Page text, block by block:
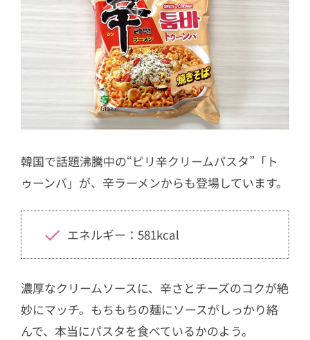
韓国で話題沸騰中の“ピリ辛クリームパスタ”「ト
ゥーンバ」が、辛ラーメンからも登場しています。
エネルギー：581kcal
濃厚なクリームソースに、辛さとチーズのコクが絶
妙にマッチ。もちもちの麺にソースがしっかり絡
んで、本当にパスタを食べているかのよう。